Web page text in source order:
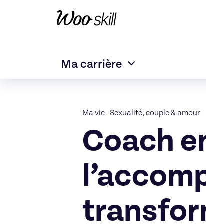
Ma carrière
Ma vie- Sexualité, couple & amour
Coach